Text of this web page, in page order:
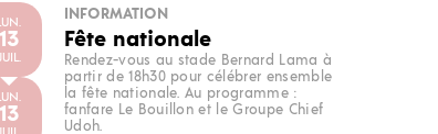
13
JUIL.
13
INFORMATION
Fête nationale
Rendez-vous au stade Bernard Lama à
partir de 18h30 pour célébrer ensemble
la fête nationale. Au programme :
fanfare Le Bouillon et le Groupe Chief
Udoh.